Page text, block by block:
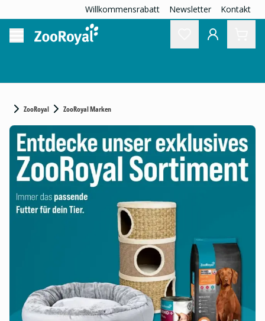
Willkommensrabatt Newsletter Kontakt
ZooRoyal ZooRoyal Marken